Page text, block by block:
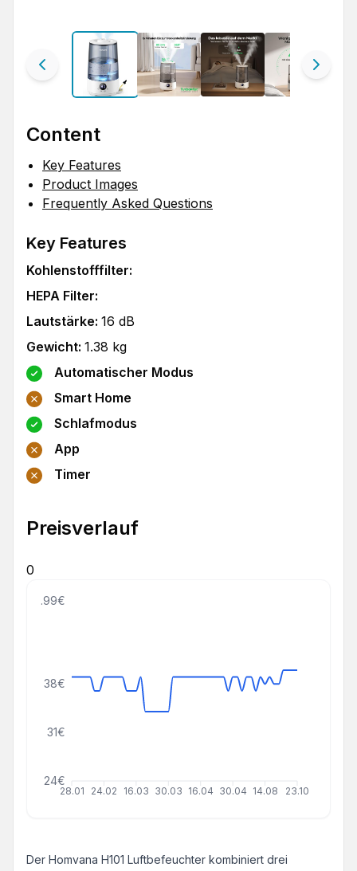
Content
Key Features
Product Images
Frequently Asked Questions
Key Features
Kohlenstofffilter:
HEPA Filter:
Lautstärke: 16 dB
Gewicht: 1.38 kg
Automatischer Modus
Smart Home
Schlafmodus
App
Timer
Preisverlauf
0
28.01 24.02 16.03 30.03 16.04 30.04 14.08 23.10
24€
31€
38€
49.99€
Der Homvana H101 Luftbefeuchter kombiniert drei